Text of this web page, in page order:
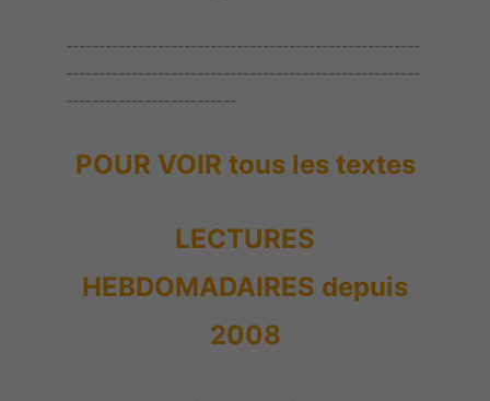
------------------------------------------------------
------------------------------------------------------
--------------------------
POUR VOIR tous les textes
LECTURES
HEBDOMADAIRES depuis
2008